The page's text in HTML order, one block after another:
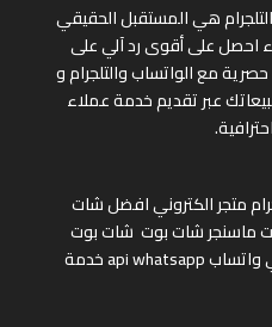
هي المستقبل الحقيقي
احصل على أقوى رد آلي على
مع الواتساب والتلجرام و
عبر تقديم خدمة عملاء
متجر الكترونيافضل شات
ماسنجرشات بوت شات بوت
واتسابapi whatsappخدمة